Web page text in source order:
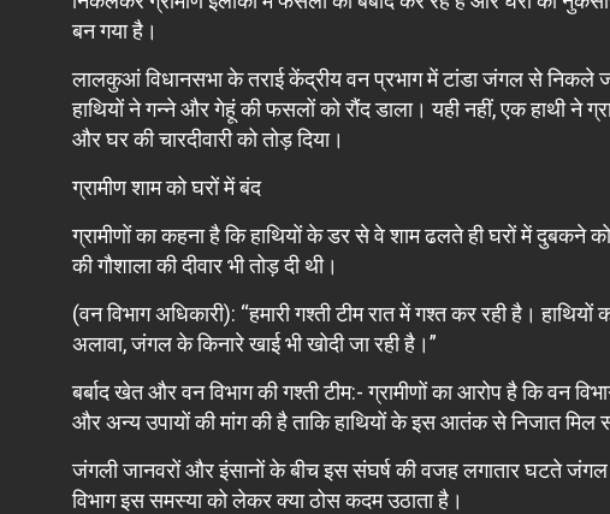
बन गया है।
लालकुआं विधानसभा के तराई केंद्रीय वन प्रभाग में टांडा जंगल से निकले
हाथियों ने गन्ने और गेहूं की फसलों को रौंद डाला। यही नहीं, एक हाथी ने
और घर की चारदीवारी को तोड़ दिया।
ग्रामीण शाम को घरों में बंद
ग्रामीणों का कहना है कि हाथियों के डर से वे शाम ढलते ही घरों में दुबकने
की गौशाला की दीवार भी तोड़ दी थी।
(वन विभाग अधिकारी): “हमारी गश्ती टीम रात में गश्त कर रही है।
अलावा, जंगल के किनारे खाई भी खोदी जा रही है।”
बर्बाद खेत और वन विभाग की गश्ती टीम:- ग्रामीणों का आरोप है कि वन
और अन्य उपायों की मांग की है ताकि हाथियों के इस आतंक से निजात मिल
जंगली जानवरों और इंसानों के बीच इस संघर्ष की वजह लगातार घटते जंगल
विभाग इस समस्या को लेकर क्या ठोस कदम उठाता है।